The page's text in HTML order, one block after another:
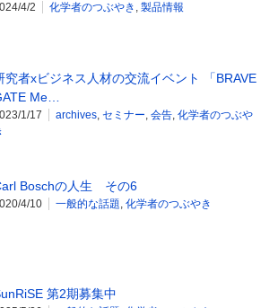
4/2 化学者のつぶやき , 製品情報
究者xビジネス人材の交流イベント 「BRAVE
Me…
1/17 archives, セミナー, 会告, 化学者のつぶや
Boschの人生 その6
4/10 一般的な話題, 化学者のつぶやき
第2期募集中